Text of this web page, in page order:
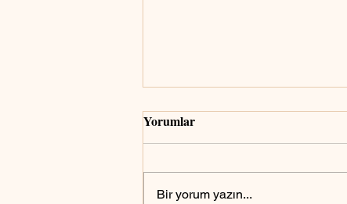
Yorumlar
Bir yorum yazın...